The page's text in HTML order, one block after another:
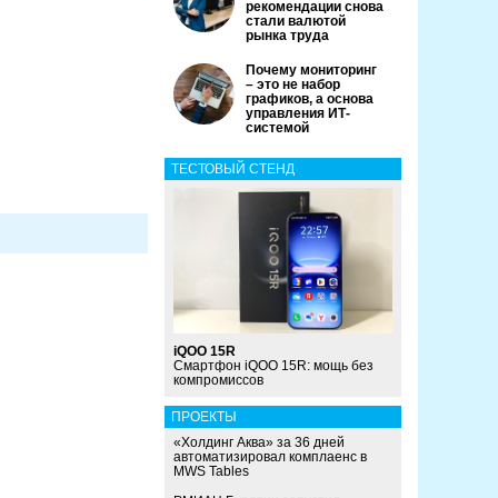
рекомендации снова
стали валютой
рынка труда
Почему мониторинг
– это не набор
графиков, а основа
управления ИТ-
системой
ТЕСТОВЫЙ СТЕНД
iQOO 15R
Смартфон iQOO 15R: мощь без
компромиссов
ПРОЕКТЫ
«Холдинг Аква» за 36 дней
автоматизировал комплаенс в
MWS Tables